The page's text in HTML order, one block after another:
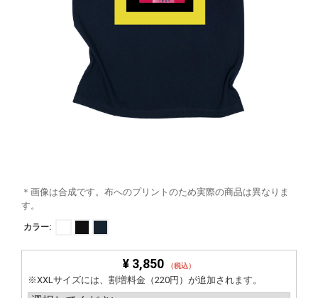
＊画像は合成です。布へのプリントのため実際の商品は異なりま
す。
カラー:
¥ 3,850 （税込）
※XXLサイズには、割増料金（220円）が追加されます。